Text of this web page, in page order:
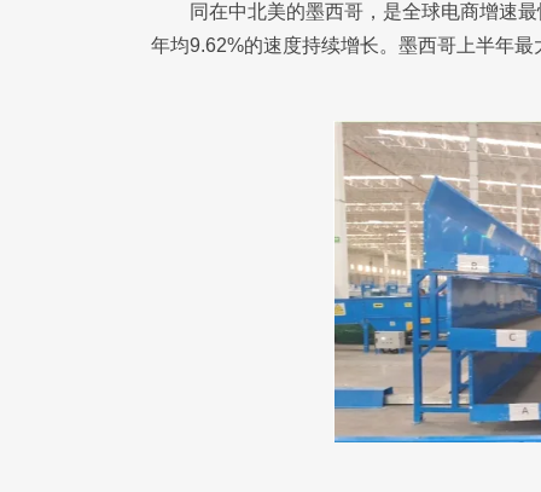
同在中北美的墨西哥，是全球电商增速
年均9.62%的速度持续增长。墨西哥上半年最